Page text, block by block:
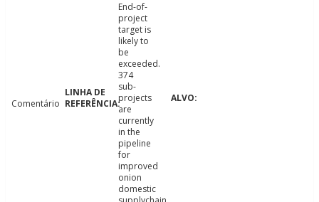
Comentário
End-of-
project
target is
likely to
be
exceeded.
374
sub-
projects
are
currently
in the
pipeline
for
improved
onion
domestic